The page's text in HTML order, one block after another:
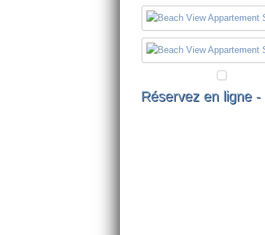
Réservez en ligne -